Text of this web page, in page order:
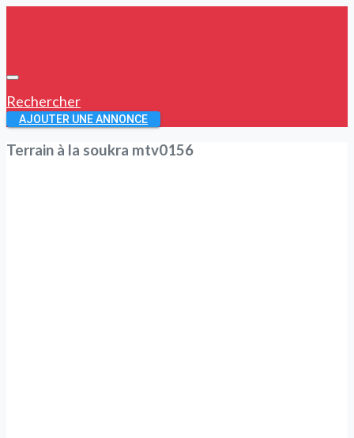
Rechercher
AJOUTER UNE ANNONCE
Terrain à la soukra mtv0156